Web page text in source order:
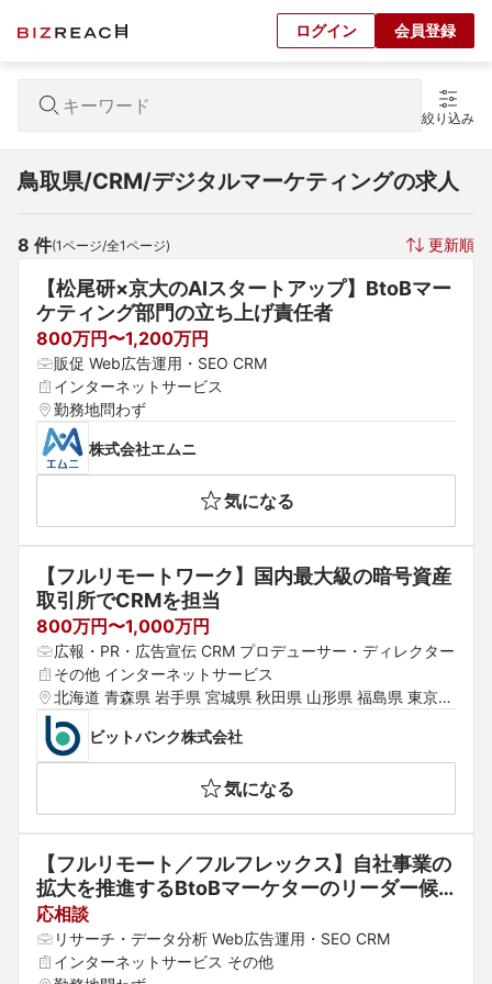
ログイン 会員登録
絞り込み
鳥取県/CRM/デジタルマーケティングの求人
8 件(1ページ/全1ページ) 更新順
【松尾研×京大のAIスタートアップ】BtoBマー
ケティング部門の立ち上げ責任者
800万円〜1,200万円
販促 Web広告運用・SEO CRM
インターネットサービス
勤務地問わず
株式会社エムニ
気になる
【フルリモートワーク】国内最大級の暗号資産
取引所でCRMを担当
800万円〜1,000万円
広報・PR・広告宣伝 CRM プロデューサー・ディレクター
その他 インターネットサービス
北海道 青森県 岩手県 宮城県 秋田県 山形県 福島県 東京都
神奈川県 埼玉県 千葉県 茨城県 群馬県 栃木県 愛知県 静岡
県 岐阜県 三重県 山梨県 新潟県 富山県 石川県 福井県 長
野県 大阪府 京都府 兵庫県 滋賀県 奈良県 和歌山県 鳥取県
島根県 岡山県 広島県 山口県 徳島県 香川県 愛媛県 高知県
福岡県 佐賀県 長崎県 熊本県 大分県 宮崎県 鹿児島県 沖縄
県
ビットバンク株式会社
気になる
【フルリモート／フルフレックス】自社事業の
拡大を推進するBtoBマーケターのリーダー候
補を募集！
応相談
リサーチ・データ分析 Web広告運用・SEO CRM
インターネットサービス その他